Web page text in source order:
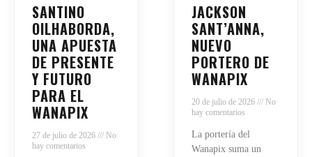
SANTINO
OILHABORDA,
UNA APUESTA
DE PRESENTE
Y FUTURO
PARA EL
WANAPIX
27 de julio de 2026
No
hay comentarios
JACKSON
SANT’ANNA,
NUEVO
PORTERO DE
WANAPIX
20 de julio de 2026
No
hay comentarios
La portería del
Wanapix suma un